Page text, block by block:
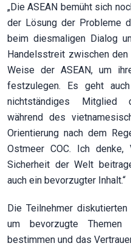
„Die ASEAN bemüht sich
der Lösung der Probleme
beim diesmaligen Dialog
Handelsstreit zwischen den
Weise der ASEAN, um
festzulegen. Es geht
nichtständiges Mitglied
während des
Orientierung nach dem
Ostmeer COC. Ich
Sicherheit der Welt
auch ein bevorzugter Inhalt.“
Die Teilnehmer
um bevorzugte Themen
bestimmen und das